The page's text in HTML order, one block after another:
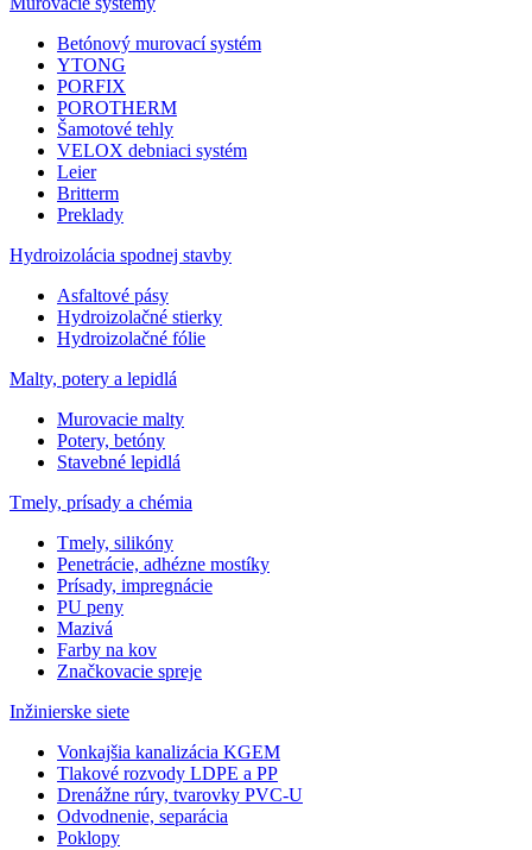
Betónový murovací systém
YTONG
PORFIX
POROTHERM
Šamotové tehly
VELOX debniaci systém
Leier
Britterm
Preklady
Hydroizolácia spodnej stavby
Asfaltové pásy
Hydroizolačné stierky
Hydroizolačné fólie
Malty, potery a lepidlá
Murovacie malty
Potery, betóny
Stavebné lepidlá
Tmely, prísady a chémia
Tmely, silikóny
Penetrácie, adhézne mostíky
Prísady, impregnácie
PU peny
Mazivá
Farby na kov
Značkovacie spreje
Inžinierske siete
Vonkajšia kanalizácia KGEM
Tlakové rozvody LDPE a PP
Drenážne rúry, tvarovky PVC-U
Odvodnenie, separácia
Poklopy